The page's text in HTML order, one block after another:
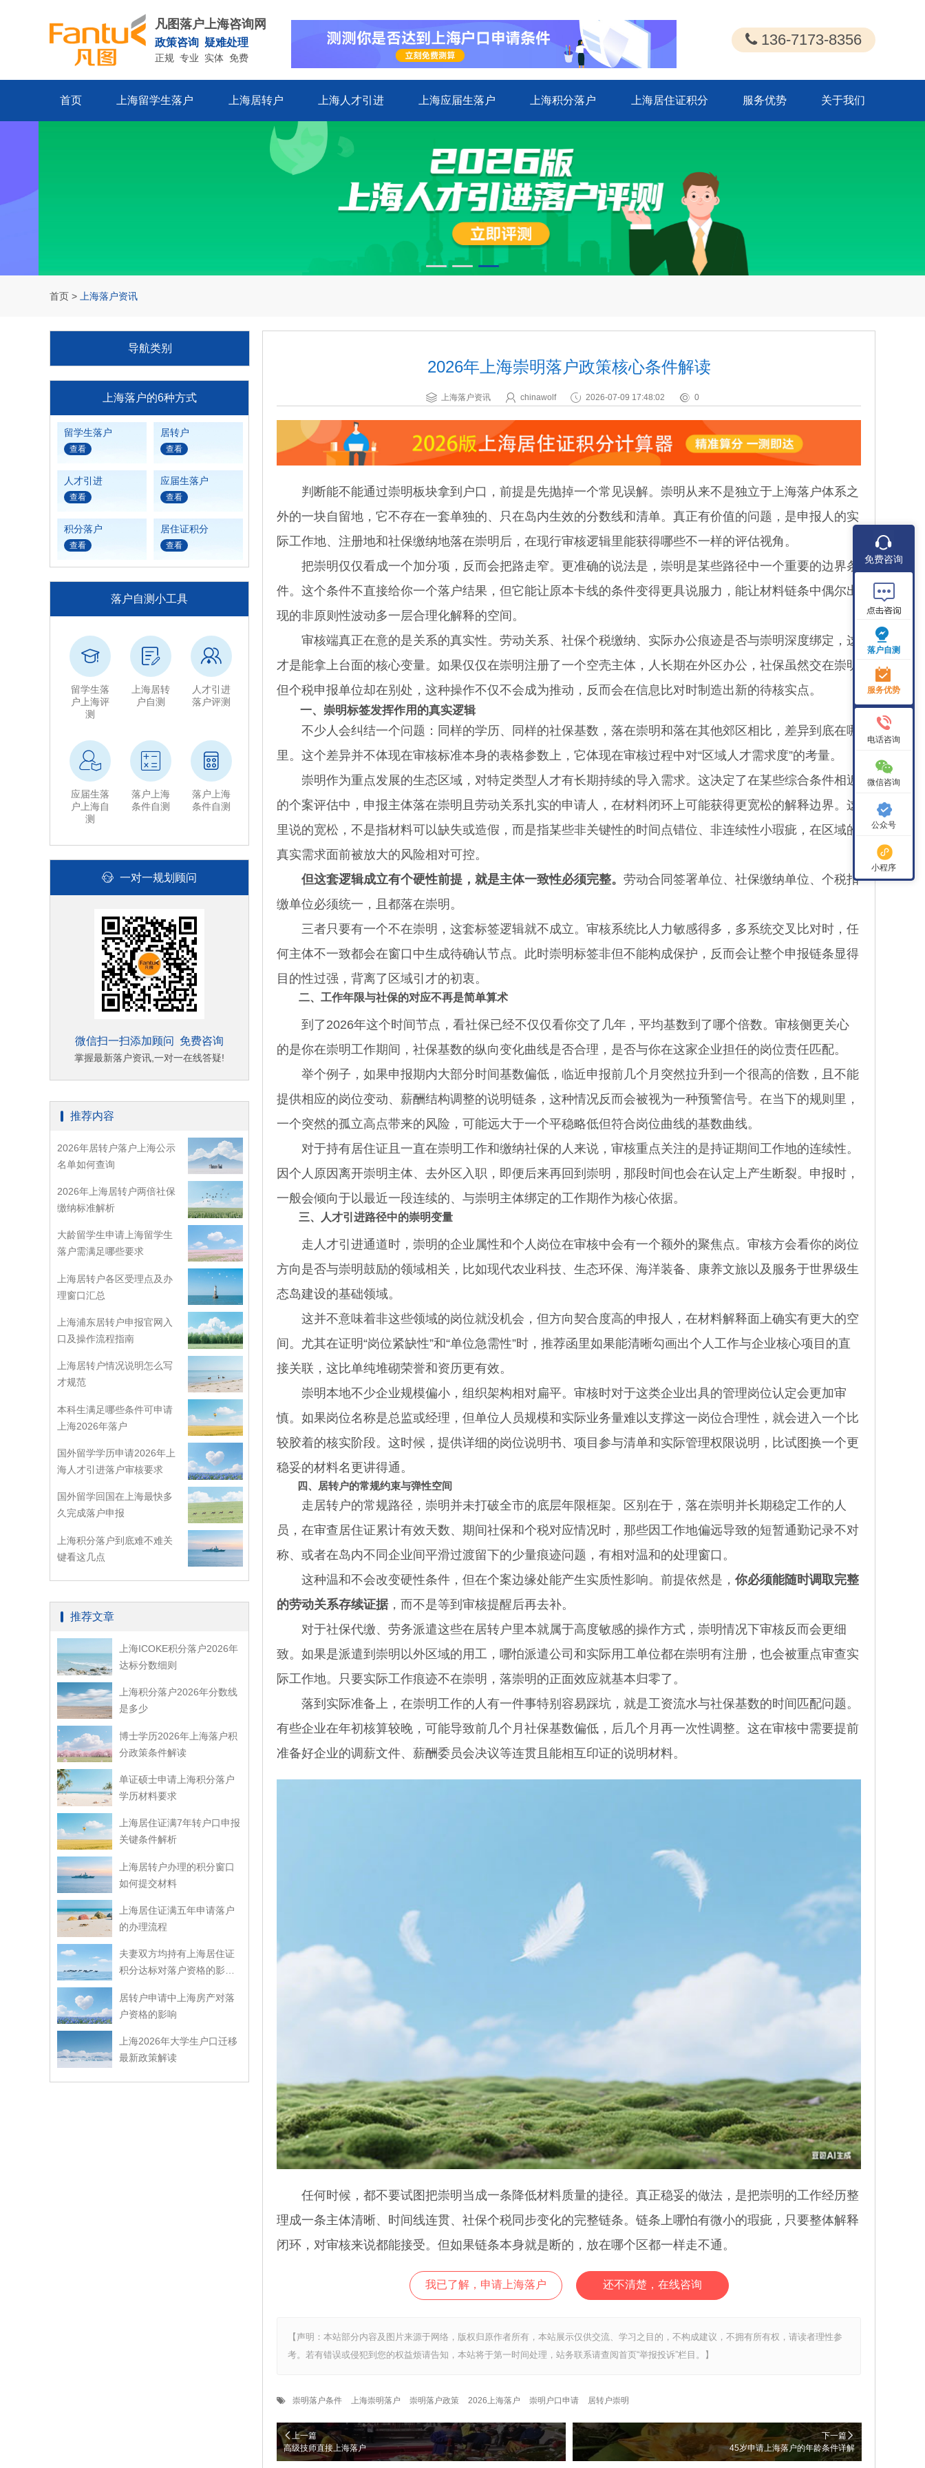
凡图落户上海咨询网
政策咨询 疑难处理
正规 专业 实体 免费
136-7173-8356
首页 上海留学生落户 上海居转户 上海人才引进 上海应届生落户 上海积分落户 上海居住证积分 服务优势 关于我们
首页 > 上海落户资讯
导航类别
上海落户的6种方式
留学生落户
查看
居转户
查看
人才引进
查看
应届生落户
查看
积分落户
查看
居住证积分
查看
落户自测小工具
留学生落
户上海评
测
上海居转
户自测
人才引进
落户评测
应届生落
户上海自
测
落户上海
条件自测
落户上海
条件自测
一对一规划顾问
微信扫一扫添加顾问 免费咨询
掌握最新落户资讯,一对一在线答疑!
推荐内容
2026年居转户落户上海公示
名单如何查询
2026年上海居转户两倍社保
缴纳标准解析
大龄留学生申请上海留学生
落户需满足哪些要求
上海居转户各区受理点及办
理窗口汇总
上海浦东居转户申报官网入
口及操作流程指南
上海居转户情况说明怎么写
才规范
本科生满足哪些条件可申请
上海2026年落户
国外留学学历申请2026年上
海人才引进落户审核要求
国外留学回国在上海最快多
久完成落户申报
上海积分落户到底难不难关
键看这几点
推荐文章
上海ICOKE积分落户2026年
达标分数细则
上海积分落户2026年分数线
是多少
博士学历2026年上海落户积
分政策条件解读
单证硕士申请上海积分落户
学历材料要求
上海居住证满7年转户口申报
关键条件解析
上海居转户办理的积分窗口
如何提交材料
上海居住证满五年申请落户
的办理流程
夫妻双方均持有上海居住证
积分达标对落户资格的影响
居转户申请中上海房产对落
户资格的影响
上海2026年大学生户口迁移
最新政策解读
2026年上海崇明落户政策核心条件解读
上海落户资讯 chinawolf 2026-07-09 17:48:02 0
判断能不能通过崇明板块拿到户口，前提是先抛掉一个常见误解。崇明从来不是独立于上海落户体系之
外的一块自留地，它不存在一套单独的、只在岛内生效的分数线和清单。真正有价值的问题，是申报人的实
际工作地、注册地和社保缴纳地落在崇明后，在现行审核逻辑里能获得哪些不一样的评估视角。
把崇明仅仅看成一个加分项，反而会把路走窄。更准确的说法是，崇明是某些路径中一个重要的边界条
件。这个条件不直接给你一个落户结果，但它能让原本卡线的条件变得更具说服力，能让材料链条中偶尔出
现的非原则性波动多一层合理化解释的空间。
审核端真正在意的是关系的真实性。劳动关系、社保个税缴纳、实际办公痕迹是否与崇明深度绑定，这
才是能拿上台面的核心变量。如果仅仅在崇明注册了一个空壳主体，人长期在外区办公，社保虽然交在崇明
但个税申报单位却在别处，这种操作不仅不会成为推动，反而会在信息比对时制造出新的待核实点。
一、崇明标签发挥作用的真实逻辑
不少人会纠结一个问题：同样的学历、同样的社保基数，落在崇明和落在其他郊区相比，差异到底在哪
里。这个差异并不体现在审核标准本身的表格参数上，它体现在审核过程中对“区域人才需求度”的考量。
崇明作为重点发展的生态区域，对特定类型人才有长期持续的导入需求。这决定了在某些综合条件相近
的个案评估中，申报主体落在崇明且劳动关系扎实的申请人，在材料闭环上可能获得更宽松的解释边界。这
里说的宽松，不是指材料可以缺失或造假，而是指某些非关键性的时间点错位、非连续性小瑕疵，在区域的
真实需求面前被放大的风险相对可控。
但这套逻辑成立有个硬性前提，就是主体一致性必须完整。 劳动合同签署单位、社保缴纳单位、个税扣
缴单位必须统一，且都落在崇明。
三者只要有一个不在崇明，这套标签逻辑就不成立。审核系统比人力敏感得多，多系统交叉比对时，任
何主体不一致都会在窗口中生成待确认节点。此时崇明标签非但不能构成保护，反而会让整个申报链条显得
目的性过强，背离了区域引才的初衷。
二、工作年限与社保的对应不再是简单算术
到了2026年这个时间节点，看社保已经不仅仅看你交了几年，平均基数到了哪个倍数。审核侧更关心
的是你在崇明工作期间，社保基数的纵向变化曲线是否合理，是否与你在这家企业担任的岗位责任匹配。
举个例子，如果申报期内大部分时间基数偏低，临近申报前几个月突然拉升到一个很高的倍数，且不能
提供相应的岗位变动、薪酬结构调整的说明链条，这种情况反而会被视为一种预警信号。在当下的规则里，
一个突然的孤立高点带来的风险，可能远大于一个平稳略低但符合岗位曲线的基数曲线。
对于持有居住证且一直在崇明工作和缴纳社保的人来说，审核重点关注的是持证期间工作地的连续性。
因个人原因离开崇明主体、去外区入职，即便后来再回到崇明，那段时间也会在认定上产生断裂。申报时，
一般会倾向于以最近一段连续的、与崇明主体绑定的工作期作为核心依据。
三、人才引进路径中的崇明变量
走人才引进通道时，崇明的企业属性和个人岗位在审核中会有一个额外的聚焦点。审核方会看你的岗位
方向是否与崇明鼓励的领域相关，比如现代农业科技、生态环保、海洋装备、康养文旅以及服务于世界级生
态岛建设的基础领域。
这并不意味着非这些领域的岗位就没机会，但方向契合度高的申报人，在材料解释面上确实有更大的空
间。尤其在证明“岗位紧缺性”和“单位急需性”时，推荐函里如果能清晰勾画出个人工作与企业核心项目的直
接关联，这比单纯堆砌荣誉和资历更有效。
崇明本地不少企业规模偏小，组织架构相对扁平。审核时对于这类企业出具的管理岗位认定会更加审
慎。如果岗位名称是总监或经理，但单位人员规模和实际业务量难以支撑这一岗位合理性，就会进入一个比
较胶着的核实阶段。这时候，提供详细的岗位说明书、项目参与清单和实际管理权限说明，比试图换一个更
稳妥的材料名更讲得通。
四、居转户的常规约束与弹性空间
走居转户的常规路径，崇明并未打破全市的底层年限框架。区别在于，落在崇明并长期稳定工作的人
员，在审查居住证累计有效天数、期间社保和个税对应情况时，那些因工作地偏远导致的短暂通勤记录不对
称、或者在岛内不同企业间平滑过渡留下的少量痕迹问题，有相对温和的处理窗口。
这种温和不会改变硬性条件，但在个案边缘处能产生实质性影响。前提依然是， 你必须能随时调取完整
的劳动关系存续证据，而不是等到审核提醒后再去补。
对于社保代缴、劳务派遣这些在居转户里本就属于高度敏感的操作方式，崇明情况下审核反而会更细
致。如果是派遣到崇明以外区域的用工，哪怕派遣公司和实际用工单位都在崇明有注册，也会被重点审查实
际工作地。只要实际工作痕迹不在崇明，落崇明的正面效应就基本归零了。
落到实际准备上，在崇明工作的人有一件事特别容易踩坑，就是工资流水与社保基数的时间匹配问题。
有些企业在年初核算较晚，可能导致前几个月社保基数偏低，后几个月再一次性调整。这在审核中需要提前
准备好企业的调薪文件、薪酬委员会决议等连贯且能相互印证的说明材料。
任何时候，都不要试图把崇明当成一条降低材料质量的捷径。真正稳妥的做法，是把崇明的工作经历整
理成一条主体清晰、时间线连贯、社保个税同步变化的完整链条。链条上哪怕有微小的瑕疵，只要整体解释
闭环，对审核来说都能接受。但如果链条本身就是断的，放在哪个区都一样走不通。
我已了解，申请上海落户 还不清楚，在线咨询
【声明：本站部分内容及图片来源于网络，版权归原作者所有，本站展示仅供交流、学习之目的，不构成建议，不拥有所有权，请读者理性参
考。若有错误或侵犯到您的权益烦请告知，本站将于第一时间处理，站务联系请查阅首页“举报投诉”栏目。】
崇明落户条件 上海崇明落户 崇明落户政策 2026上海落户 崇明户口申请 居转户崇明
上一篇
高级技师直接上海落户
下一篇
45岁申请上海落户的年龄条件详解
免费咨询
落户自测
服务优势
电话咨询
微信咨询
公众号
小程序